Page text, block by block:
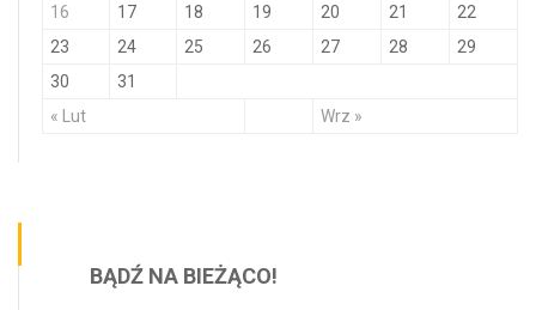
« Lut Wrz »
16
17 18 19 20 21
22
23
24 25 26 27 28
29
30
31
BĄDŹ NA BIEŻĄCO!